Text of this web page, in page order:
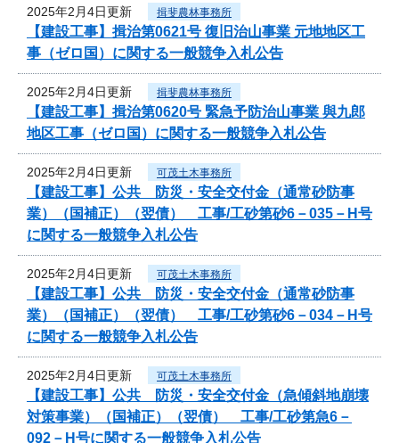
2025年2月4日更新 揖斐農林事務所
【建設工事】揖治第0621号 復旧治山事業 元地地区工
事（ゼロ国）に関する一般競争入札公告
2025年2月4日更新 揖斐農林事務所
【建設工事】揖治第0620号 緊急予防治山事業 與九郎
地区工事（ゼロ国）に関する一般競争入札公告
2025年2月4日更新 可茂土木事務所
【建設工事】公共 防災・安全交付金（通常砂防事
業）（国補正）（翌債） 工事/工砂第砂6－035－H号
に関する一般競争入札公告
2025年2月4日更新 可茂土木事務所
【建設工事】公共 防災・安全交付金（通常砂防事
業）（国補正）（翌債） 工事/工砂第砂6－034－H号
に関する一般競争入札公告
2025年2月4日更新 可茂土木事務所
【建設工事】公共 防災・安全交付金（急傾斜地崩壊
対策事業）（国補正）（翌債） 工事/工砂第急6－
092－H号に関する一般競争入札公告